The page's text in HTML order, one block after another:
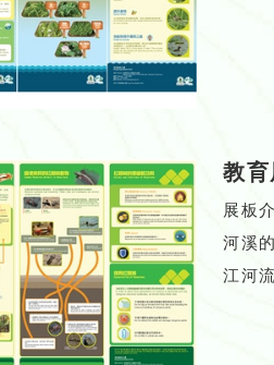
教育
展板
河溪
江河